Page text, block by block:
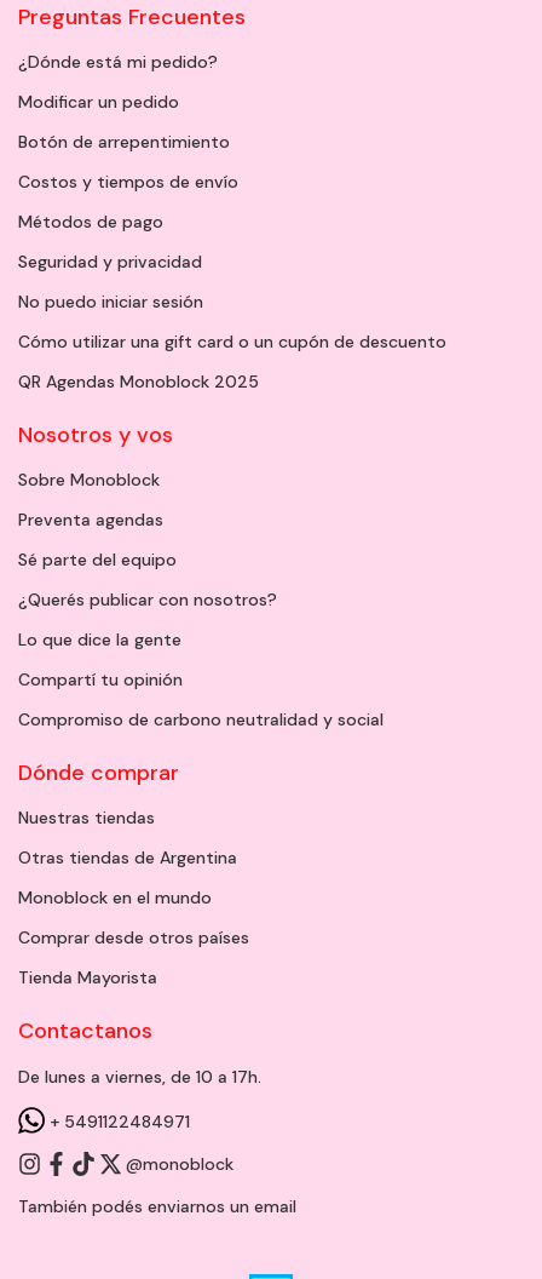
Preguntas Frecuentes
¿Dónde está mi pedido?
Modificar un pedido
Botón de arrepentimiento
Costos y tiempos de envío
Métodos de pago
Seguridad y privacidad
No puedo iniciar sesión
Cómo utilizar una gift card o un cupón de descuento
QR Agendas Monoblock 2025
Nosotros y vos
Sobre Monoblock
Preventa agendas
Sé parte del equipo
¿Querés publicar con nosotros?
Lo que dice la gente
Compartí tu opinión
Compromiso de carbono neutralidad y social
Dónde comprar
Nuestras tiendas
Otras tiendas de Argentina
Monoblock en el mundo
Comprar desde otros países
Tienda Mayorista
Contactanos
De lunes a viernes, de 10 a 17h.
+ 5491122484971
@monoblock
También podés enviarnos un email